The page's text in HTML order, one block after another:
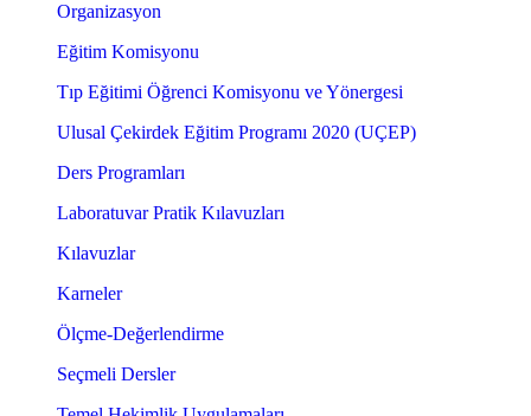
Organizasyon
Eğitim Komisyonu
Tıp Eğitimi Öğrenci Komisyonu ve Yönergesi
Ulusal Çekirdek Eğitim Programı 2020 (UÇEP)
Ders Programları
Laboratuvar Pratik Kılavuzları
Kılavuzlar
Karneler
Ölçme-Değerlendirme
Seçmeli Dersler